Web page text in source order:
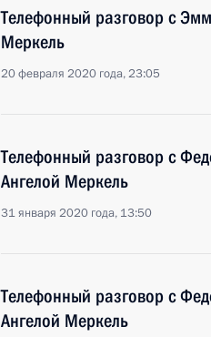
Телефонный разговор с
Меркель
20 февраля 2020 года, 23:05
Телефонный разговор с
Ангелой Меркель
31 января 2020 года, 13:50
Телефонный разговор с
Ангелой Меркель